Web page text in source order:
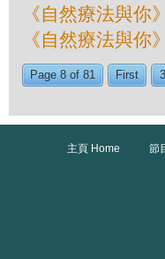
《自然療法與
《自然療法與
Page 8 of 81 First 3
主頁 Home 節